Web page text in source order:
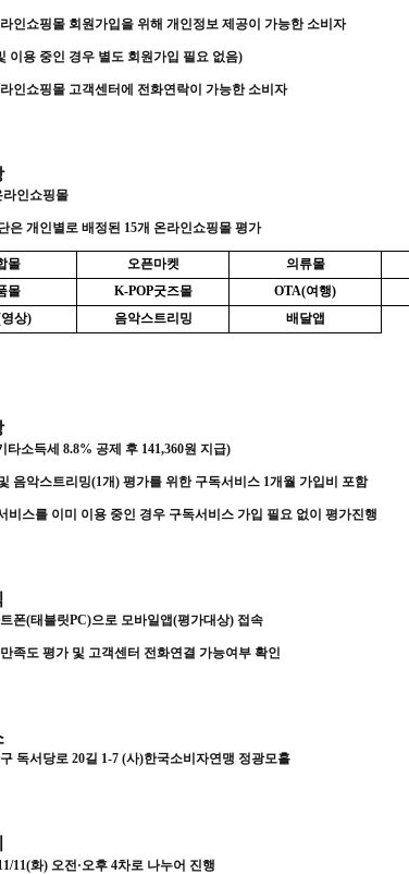
인쇼핑몰 회원가입을 위해 개인정보 제공이 가능한 소비자
이용 중인 경우 별도 회원가입 필요 없음)
인쇼핑몰 고객센터에 전화연락이 가능한 소비자
라인쇼핑몰
은 개인별로 배정된 15개 온라인쇼핑몰 평가
몰 오픈마켓 의류몰
몰
K-POP굿즈몰 OTA(여행)
영상) 음악스트리밍 배달앱
타소득세 8.8% 공제 후 141,360원 지급)
음악스트리밍(1개) 평가를 위한 구독서비스 1개월 가입비 포함
비스를 이미 이용 중인 경우 구독서비스 가입 필요 없이 평가진행
폰(태블릿PC)으로 모바일앱(평가대상) 접속
족도 평가 및 고객센터 전화연결 가능여부 확인
독서당로 20길 1-7 (사)한국소비자연맹 정광모홀
11(화) 오전·오후 4차로 나누어 진행